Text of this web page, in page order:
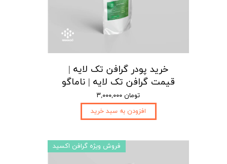
خرید پودر گرافن تک لایه |
قیمت گرافن تک لایه | ناماگو
۳,۰۰۰,۰۰۰ تومان
افزودن به سبد خرید
فروش ویژه گرافن اکسید